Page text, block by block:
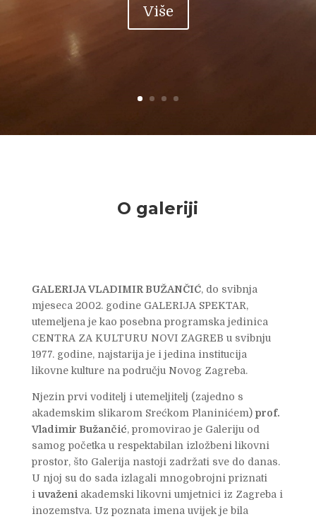
Više
O galeriji
GALERIJA VLADIMIR BUŽANČIĆ, do svibnja
mjeseca 2002. godine GALERIJA SPEKTAR,
utemeljena je kao posebna programska jedinica
CENTRA ZA KULTURU NOVI ZAGREB u svibnju
1977. godine, najstarija je i jedina institucija
likovne kulture na području Novog Zagreba.
Njezin prvi voditelj i utemeljitelj (zajedno s
akademskim slikarom Srećkom Planinićem) prof.
Vladimir Bužančić, promovirao je Galeriju od
samog početka u respektabilan izložbeni likovni
prostor, što Galerija nastoji zadržati sve do danas.
U njoj su do sada izlagali mnogobrojni priznati
i uvaženi akademski likovni umjetnici iz Zagreba i
inozemstva. Uz poznata imena uvijek je bila